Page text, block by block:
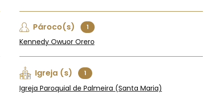
Pároco(s) 1
Kennedy Owuor Orero
Igreja (s) 1
Igreja Paroquial de Palmeira (Santa Maria)